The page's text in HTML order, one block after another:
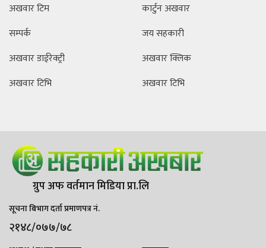
अखवार टिम
सम्पर्क
अखवार डाईरेक्ट्री
अखवार टिभि
कार्टुन अखवार
जय सहकारी
अखवार क्लिक
अखवार टिभि
ग्रुप अफ वर्तमान मिडिया प्रा.लि
सूचना बिभाग दर्ता प्रमाणपत्र नं.
२१४८/०७७/७८